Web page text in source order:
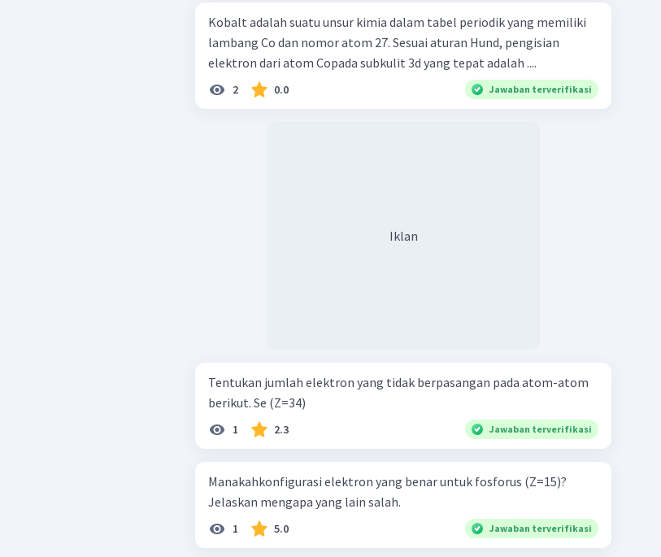
Kobalt adalah suatu unsur kimia dalam tabel periodik yang memiliki
lambang Co dan nomor atom 27. Sesuai aturan Hund, pengisian
elektron dari atom Copada subkulit 3d yang tepat adalah ....
2 0.0 Jawaban terverifikasi
Iklan
Tentukan jumlah elektron yang tidak berpasangan pada atom-atom
berikut. Se (Z=34)
1 2.3 Jawaban terverifikasi
Manakahkonfigurasi elektron yang benar untuk fosforus (Z=15)?
Jelaskan mengapa yang lain salah.
1 5.0 Jawaban terverifikasi